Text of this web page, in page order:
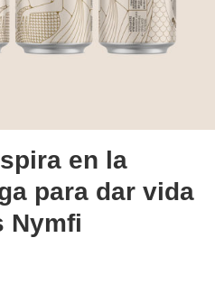
en la
para dar vida
Nymfi